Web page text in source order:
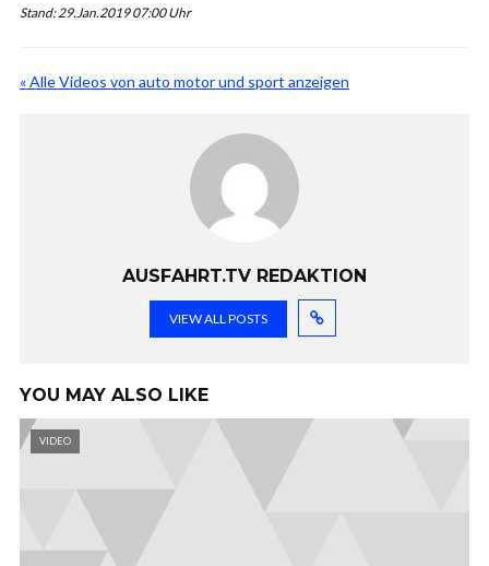
Stand: 29.Jan.2019 07:00 Uhr
« Alle Videos von auto motor und sport anzeigen
AUSFAHRT.TV REDAKTION
VIEW ALL POSTS
YOU MAY ALSO LIKE
VIDEO